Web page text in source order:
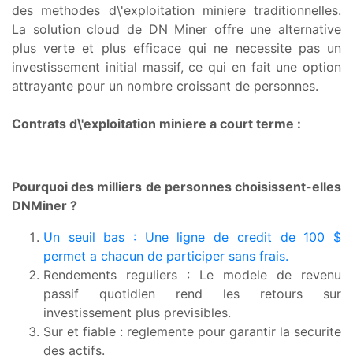
des methodes d\'exploitation miniere traditionnelles.
La solution cloud de DN Miner offre une alternative
plus verte et plus efficace qui ne necessite pas un
investissement initial massif, ce qui en fait une option
attrayante pour un nombre croissant de personnes.
Contrats d\'exploitation miniere a court terme :
Pourquoi des milliers de personnes choisissent-elles
DNMiner ?
Un seuil bas : Une ligne de credit de 100 $
permet a chacun de participer sans frais.
Rendements reguliers : Le modele de revenu
passif quotidien rend les retours sur
investissement plus previsibles.
Sur et fiable : reglemente pour garantir la securite
des actifs.